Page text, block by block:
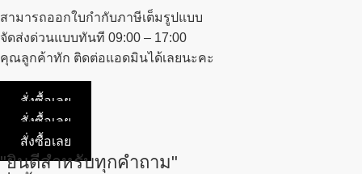
สามารถออกใบกำกับภาษีเต็มรูปแบบ
จัดส่งด่วนแบบทันที 09:00 – 17:00
คุณลูกค้าทัก ติดต่อแอดมินได้เลยนะคะ
สั่งซื้อเลย
สั่งซื้อเลย
สั่งซื้อเลย
"ยินดีสำหรับทุกคำถาม"